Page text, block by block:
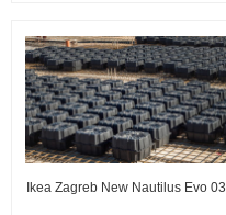
Ikea Zagreb New Nautilus Evo 03